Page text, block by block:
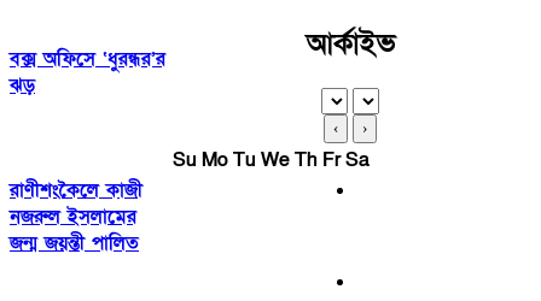
বক্স অফিসে ‘ধুরন্ধর’র
ঝড়
রাণীশংকৈলে কাজী
নজরুল ইসলামের
জন্ম জয়ন্তী পালিত
আর্কাইভ
‹ ›
Su MoTu WeTh FrSa